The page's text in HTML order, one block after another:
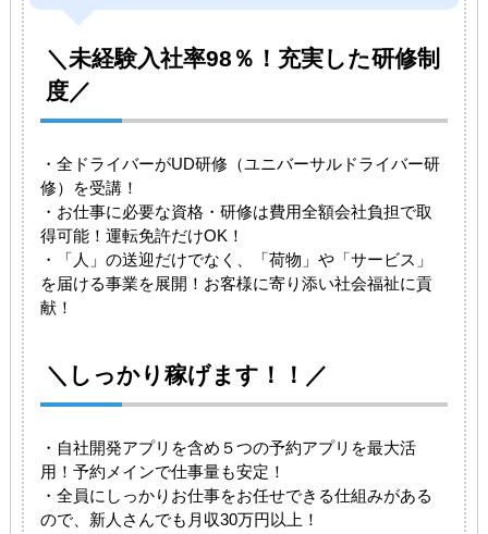
＼未経験入社率98％！充実した研修制
度／
・全ドライバーがUD研修（ユニバーサルドライバー研
修）を受講！
・お仕事に必要な資格・研修は費用全額会社負担で取
得可能！運転免許だけOK！
・「人」の送迎だけでなく、「荷物」や「サービス」
を届ける事業を展開！お客様に寄り添い社会福祉に貢
献！
＼しっかり稼げます！！／
・自社開発アプリを含め５つの予約アプリを最大活
用！予約メインで仕事量も安定！
・全員にしっかりお仕事をお任せできる仕組みがある
ので、新人さんでも月収30万円以上！